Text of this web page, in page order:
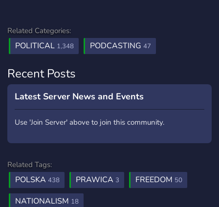
Related Categories:
POLITICAL 1,348 PODCASTING 47
Recent Posts
Latest Server News and Events
Use 'Join Server' above to join this community.
Related Tags:
POLSKA 438 PRAWICA 3 FREEDOM 50
NATIONALISM 18